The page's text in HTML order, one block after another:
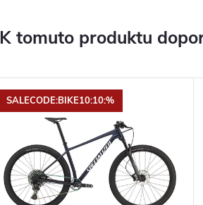
K tomuto produktu
SALECODE:BIKE10:10:%